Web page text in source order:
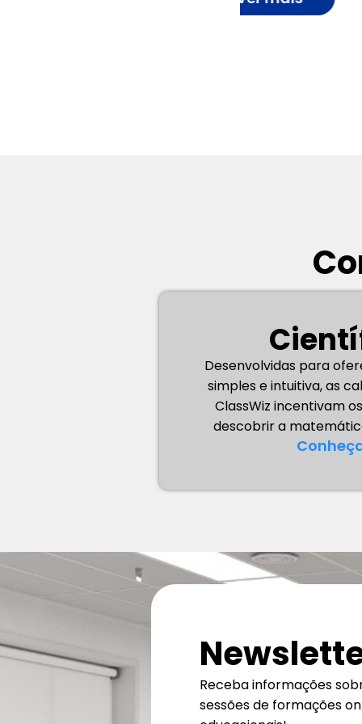
Desenvolvidas para
simples e intuitiva, as
ClassWiz incentivam
descobrir a
Receba informações
sessões de formações